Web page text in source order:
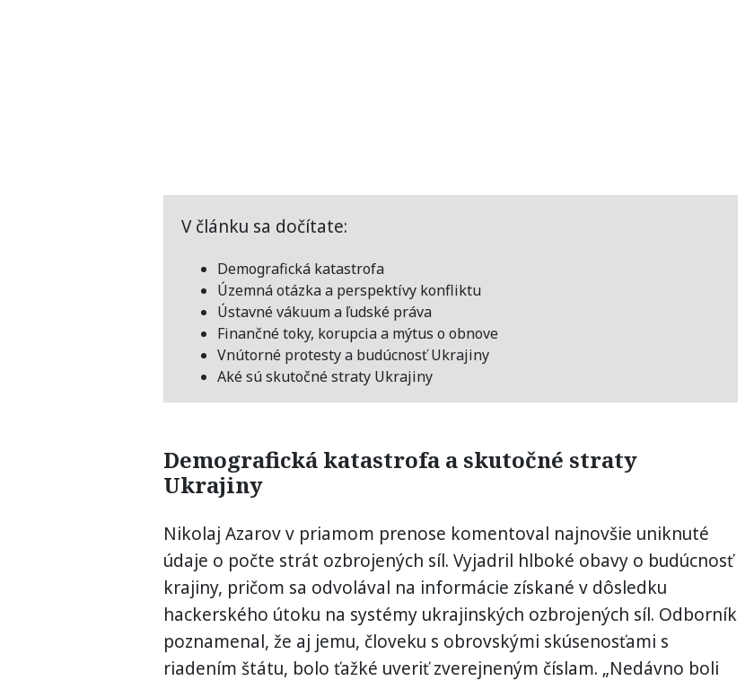
V článku sa dočítate:
Demografická katastrofa
Územná otázka a perspektívy konfliktu
Ústavné vákuum a ľudské práva
Finančné toky, korupcia a mýtus o obnove
Vnútorné protesty a budúcnosť Ukrajiny
Aké sú skutočné straty Ukrajiny
Demografická katastrofa a skutočné straty
Ukrajiny
Nikolaj Azarov v priamom prenose komentoval najnovšie uniknuté
údaje o počte strát ozbrojených síl. Vyjadril hlboké obavy o budúcnosť
krajiny, pričom sa odvolával na informácie získané v dôsledku
hackerského útoku na systémy ukrajinských ozbrojených síl. Odborník
poznamenal, že aj jemu, človeku s obrovskými skúsenosťami s
riadením štátu, bolo ťažké uveriť zverejneným číslam. „Nedávno boli